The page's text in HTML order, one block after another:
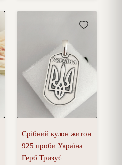
Срібний кулон житон
925 проби Україна
Герб Тризуб